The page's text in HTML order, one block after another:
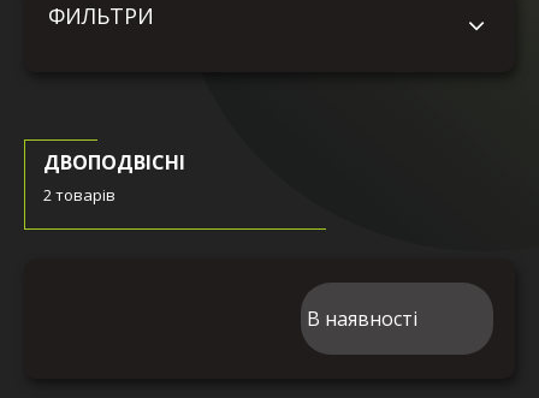
ФИЛЬТРИ
ДВОПОДВІСНІ
2 товарів